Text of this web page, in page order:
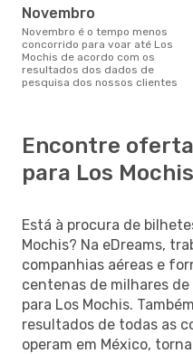
novembro
novembro é o tempo menos
concorrido para voar até Los
Mochis de acordo com os
resultados dos dados de
pesquisa dos nossos clientes
Encontre
para Los Mochis
Está à procura de
Mochis? Na eDreams,
companhias aéreas e
centenas de milhares
para Los Mochis.
resultados de todas as
operam em México,